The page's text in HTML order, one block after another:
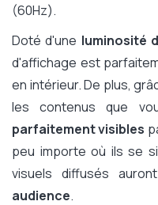
(60Hz).
Doté d'une luminosité
d'affichage est
en intérieur. De plus,
les contenus que
parfaitement visibles
peu importe où ils se
visuels diffusés
audience.